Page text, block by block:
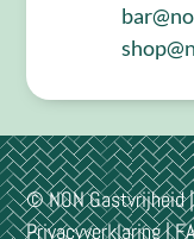
© NON
Privacyverklaring|